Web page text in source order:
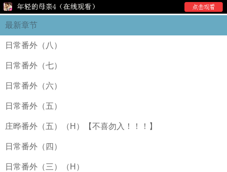
最新章节
日常番外（八）
日常番外（七）
日常番外（六）
日常番外（五）
庄晔番外（五）（H）【不喜勿入！！！】
日常番外（四）
日常番外（三）（H）